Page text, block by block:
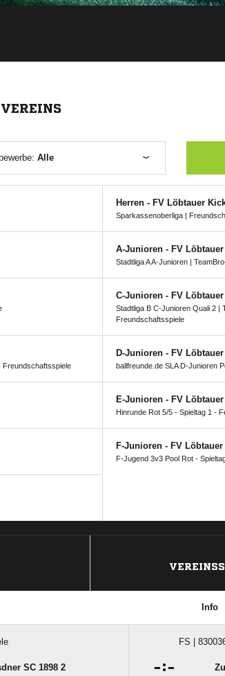
Alle
Herren - FV Löbtauer
Sparkassenoberliga |
A-Junioren - FV
Stadtliga A A-Junioren |
C-Junioren - FV
Stadtliga B C-Junioren Quali 2 |
Freundschaftsspiele
D-Junioren - FV
ballfreunde.de SLA D-Junioren
E-Junioren - FV
Hinrunde Rot 5/5 - Spieltag 1 -
F-Junioren - FV
F-Jugend 3v3 Pool Rot -
Info
FS |
SC 1898 2 :